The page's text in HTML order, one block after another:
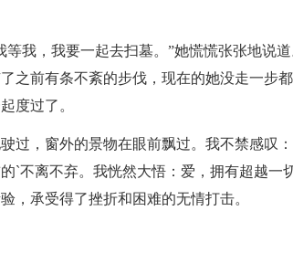
我，我要一起去扫墓。”她慌慌张张地说
之前有条不紊的步伐，现在的她没走一步都
度过了。
过，窗外的景物在眼前飘过。我不禁感叹
`不离不弃。我恍然大悟：爱，拥有超越一
，承受得了挫折和困难的无情打击。